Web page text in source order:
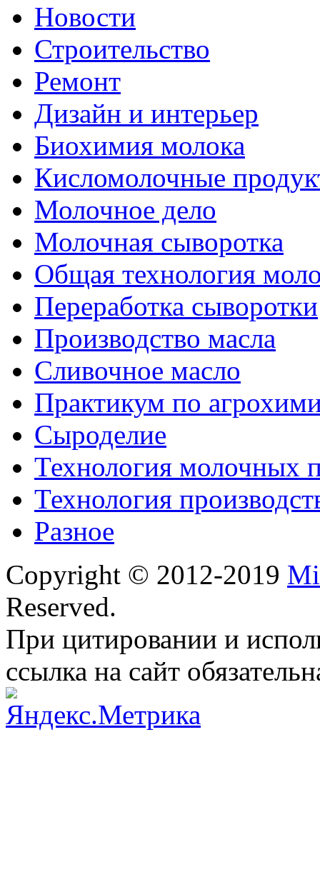
Новости
Строительство
Ремонт
Дизайн и интерьер
Биохимия молока
Кисломолочные
Молочное дело
Молочная сыворотка
Общая технология
Переработка сыворотки
Производство масла
Сливочное масло
Практикум по
Сыроделие
Технология молочных
Технология
Разное
Copyright © 2012-2019
Reserved.
При цитировании и
ссылка на сайт